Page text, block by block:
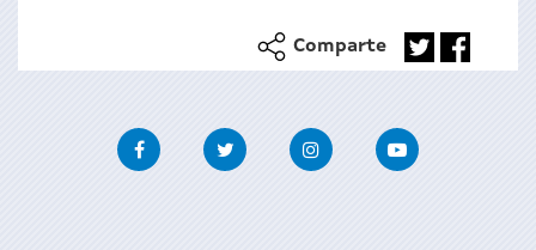
Comparte
FacebookTwitter InstagramYoutube